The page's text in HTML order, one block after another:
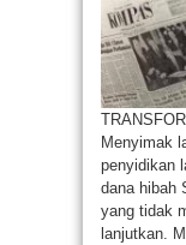
Menyimak
penyidikan
dana hibah
yang tidak
lanjutkan.